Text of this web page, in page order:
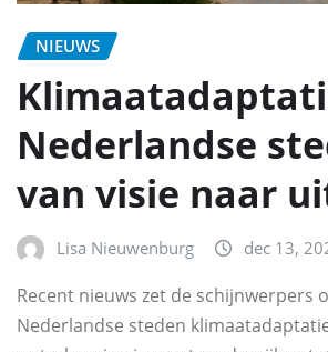
NIEUWS
Nederlandse
van visie naar
Lisa Nieuwenburg dec 13,
Recent nieuws zet de schijnwerpers
Nederlandse steden